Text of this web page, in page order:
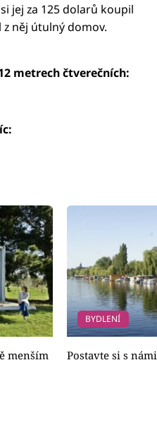
jej za 125 dolarů koupil
z něj útulný domov.
metrech čtverečních:
menším
BYDLENÍ
Postavte si s